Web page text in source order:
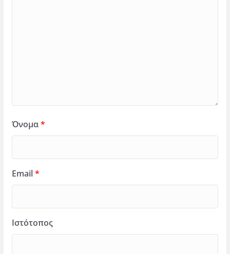
Όνομα*
Email*
Ιστότοπος